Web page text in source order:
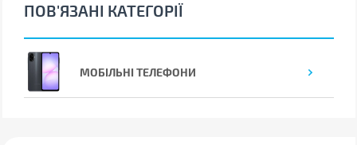
ПОВ'ЯЗАНІ КАТЕГОРІЇ
МОБІЛЬНІ ТЕЛЕФОНИ